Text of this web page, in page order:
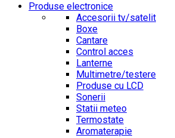
Produse electronice
Accesorii tv/satelit
Boxe
Cantare
Control acces
Lanterne
Multimetre/testere
Produse cu LCD
Sonerii
Statii meteo
Termostate
Aromaterapie